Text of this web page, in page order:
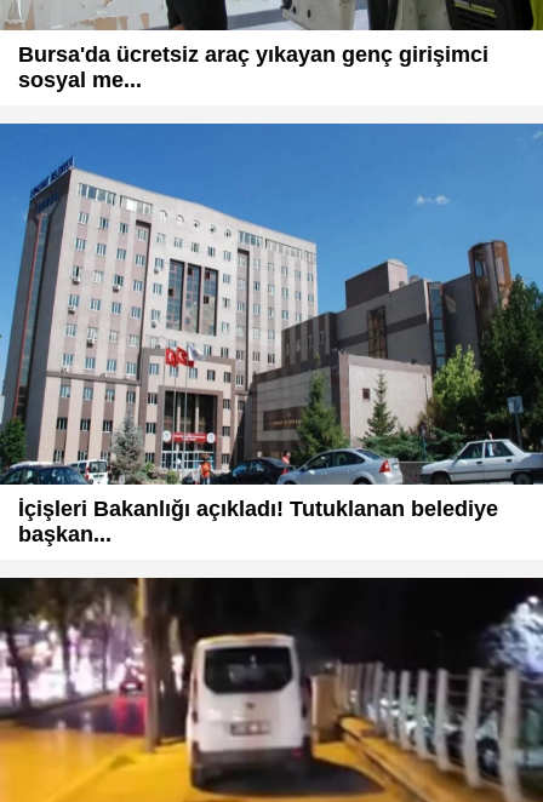
Bursa'da ücretsiz araç yıkayan genç girişimci
sosyal me...
İçişleri Bakanlığı açıkladı! Tutuklanan belediye
başkan...